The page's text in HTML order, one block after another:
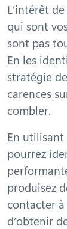
L’intérêt
qui sont
sont pas
En les
stratégie
carences
combler.
En utilisant
pourrez
produisez
contacter
d’obtenir